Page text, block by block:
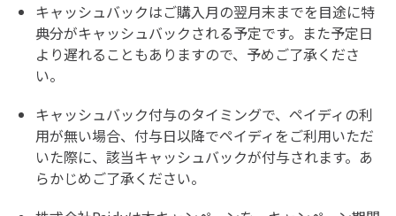
キャッシュバックはご購入月の翌月末までを目途に特
典分がキャッシュバックされる予定です。また予定日
より遅れることもありますので、予めご了承くださ
い。
キャッシュバック付与のタイミングで、ペイディの利
用が無い場合、付与日以降でペイディをご利用いただ
いた際に、該当キャッシュバックが付与されます。あ
らかじめご了承ください。